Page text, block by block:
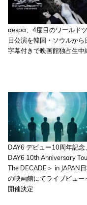
aespa、4度目のワールド
日公演を韓国・ソウルから
字幕付きで映画館独占生中
DAY6 デビュー10周年記念、
DAY6 10th Anniversary
The DECADE＞ in JAPAN
の映画館にてライブビュー
開催決定